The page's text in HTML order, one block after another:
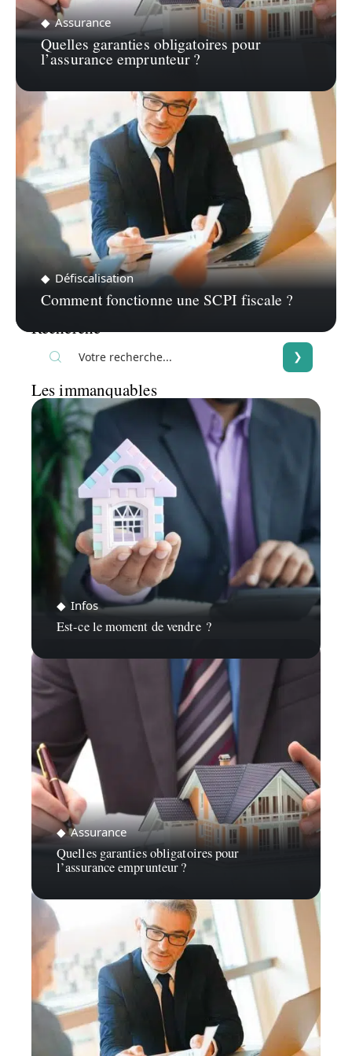
Assurance
Quelles garanties obligatoires pour
l’assurance emprunteur ?
Défiscalisation
Comment fonctionne une SCPI fiscale ?
Recherche
Les immanquables
Infos
Est-ce le moment de vendre ?
Assurance
Quelles garanties obligatoires pour
l’assurance emprunteur ?